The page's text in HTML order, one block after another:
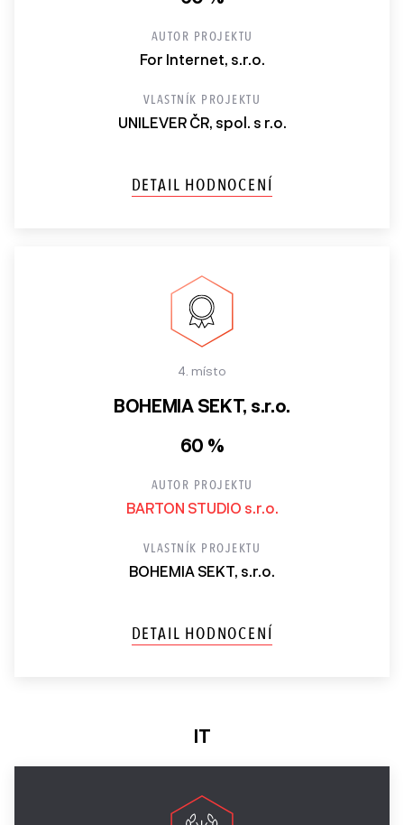
AUTOR PROJEKTU
For Internet, s.r.o.
VLASTNÍK PROJEKTU
UNILEVER ČR, spol. s r.o.
DETAIL HODNOCENÍ
4. místo
BOHEMIA SEKT, s.r.o.
60 %
AUTOR PROJEKTU
BARTON STUDIO s.r.o.
VLASTNÍK PROJEKTU
BOHEMIA SEKT, s.r.o.
DETAIL HODNOCENÍ
IT